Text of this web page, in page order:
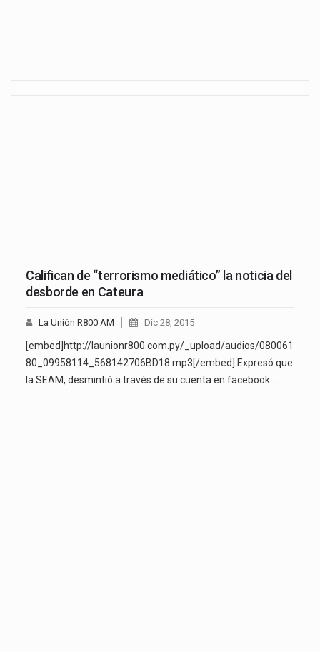
Califican de “terrorismo mediático” la noticia del
desborde en Cateura
La Unión R800 AM Dic 28, 2015
[embed]http://launionr800.com.py/_upload/audios/080061
80_09958114_568142706BD18.mp3[/embed] Expresó que
la SEAM, desmintió a través de su cuenta en facebook:…